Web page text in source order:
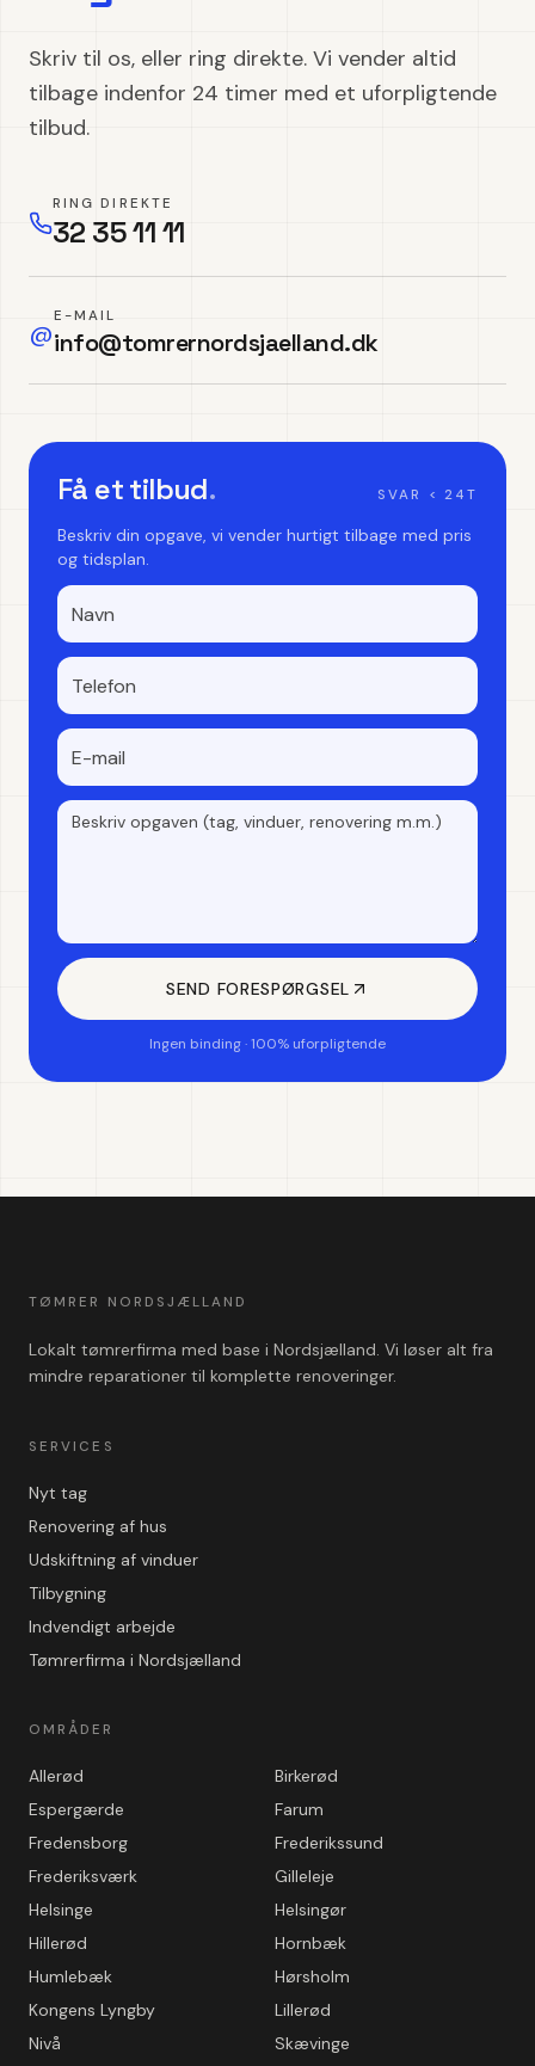
Skriv til os, eller ring direkte. Vi vender altid
tilbage indenfor 24 timer med et uforpligtende
tilbud.
RING DIREKTE
32 35 11 11
@
E-MAIL
info@tomrernordsjaelland.dk
Få et tilbud. SVAR < 24T
Beskriv din opgave, vi vender hurtigt tilbage med pris
og tidsplan.
SEND FORESPØRGSEL
Ingen binding · 100% uforpligtende
TØMRER NORDSJÆLLAND
Lokalt tømrerfirma med base i Nordsjælland. Vi løser alt fra
mindre reparationer til komplette renoveringer.
SERVICES
Nyt tag
Renovering af hus
Udskiftning af vinduer
Tilbygning
Indvendigt arbejde
Tømrerfirma i Nordsjælland
OMRÅDER
Allerød
Birkerød
Espergærde
Farum
Fredensborg
Frederikssund
Frederiksværk
Gilleleje
Helsinge
Helsingør
Hillerød
Hornbæk
Humlebæk
Hørsholm
Kongens Lyngby
Lillerød
Nivå
Skævinge